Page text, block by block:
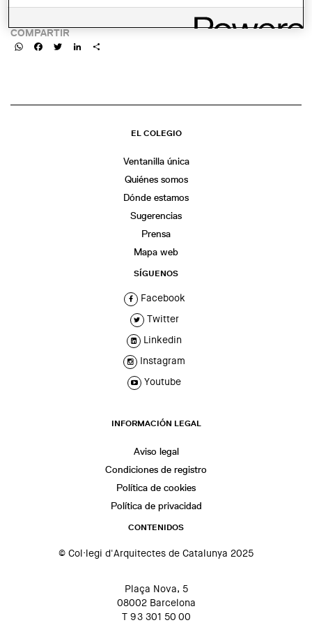
LINK:
COMPARTIR
WhatsAppFacebookTwitterLinkedIn
EL COLEGIO
Ventanilla única
Quiénes somos
Dónde estamos
Sugerencias
Prensa
Mapa web
SÍGUENOS
Facebook
Twitter
Linkedin
Instagram
Youtube
INFORMACIÓN LEGAL
Aviso legal
Condiciones de registro
Política de cookies
Política de privacidad
CONTENIDOS
© Col·legi d'Arquitectes de Catalunya 2025
Plaça Nova, 5
08002 Barcelona
T 93 301 50 00